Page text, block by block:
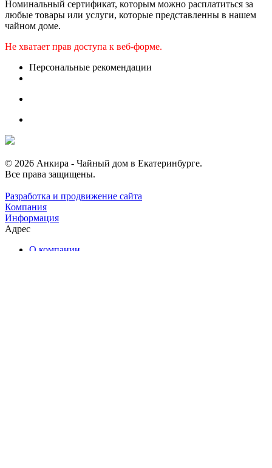
Номинальный сертификат, которым можно расплатиться за
любые товары или услуги, которые представленны в нашем
чайном доме.
Не хватает прав доступа к веб-форме.
Персональные рекомендации
© 2026 Анкира - Чайный дом в Екатеринбурге.
Все права защищены.
Разработка и продвижение сайта
Компания
Информация
Адрес
О компании